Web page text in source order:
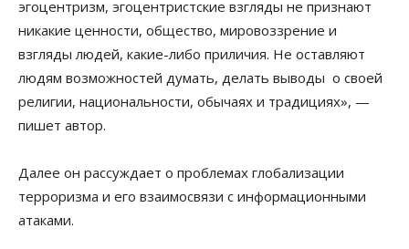
эгоцентризм, эгоцентристские взгляды не признают
никакие ценности, общество, мировоззрение и
взгляды людей, какие-либо приличия. Не оставляют
людям возможностей думать, делать выводы о своей
религии, национальности, обычаях и традициях», —
пишет автор.
Далее он рассуждает о проблемах глобализации
терроризма и его взаимосвязи с информационными
атаками.